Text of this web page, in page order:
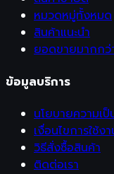
หมวดหมู่ทั้งหมด
สินค้าแนะนำ
ยอดขายมากก
ข้อมูลบริการ
นโยบายความเ
เงื่อนไขการใช้ง
วิธีสั่งซื้อสินค้า
ติดต่อเรา